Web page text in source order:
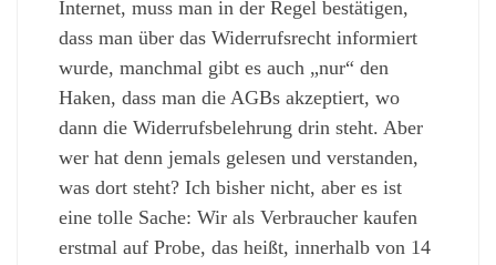
Internet, muss man in der Regel bestätigen,
dass man über das Widerrufsrecht informiert
wurde, manchmal gibt es auch „nur“ den
Haken, dass man die AGBs akzeptiert, wo
dann die Widerrufsbelehrung drin steht. Aber
wer hat denn jemals gelesen und verstanden,
was dort steht? Ich bisher nicht, aber es ist
eine tolle Sache: Wir als Verbraucher kaufen
erstmal auf Probe, das heißt, innerhalb von 14